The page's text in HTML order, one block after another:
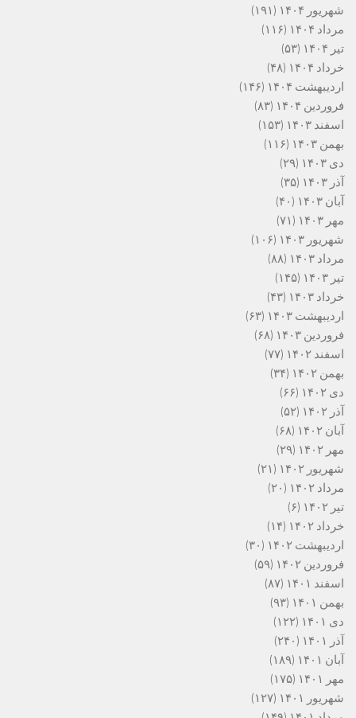
شهریور ۱۴۰۴
(۱۹۱)
مرداد ۱۴۰۴
(۱۱۶)
تیر ۱۴۰۴
(۵۳)
خرداد ۱۴۰۴
(۴۸)
اردیبهشت ۱۴۰۴
(۱۴۶)
فروردین ۱۴۰۴
(۸۳)
اسفند ۱۴۰۳
(۱۵۳)
بهمن ۱۴۰۳
(۱۱۶)
دی ۱۴۰۳
(۲۹)
آذر ۱۴۰۳
(۳۵)
آبان ۱۴۰۳
(۴۰)
مهر ۱۴۰۳
(۷۱)
شهریور ۱۴۰۳
(۱۰۶)
مرداد ۱۴۰۳
(۸۸)
تیر ۱۴۰۳
(۱۴۵)
خرداد ۱۴۰۳
(۴۳)
اردیبهشت ۱۴۰۳
(۶۳)
فروردین ۱۴۰۳
(۶۸)
اسفند ۱۴۰۲
(۷۷)
بهمن ۱۴۰۲
(۳۴)
دی ۱۴۰۲
(۶۶)
آذر ۱۴۰۲
(۵۲)
آبان ۱۴۰۲
(۶۸)
مهر ۱۴۰۲
(۲۹)
شهریور ۱۴۰۲
(۲۱)
مرداد ۱۴۰۲
(۲۰)
تیر ۱۴۰۲
(۶)
خرداد ۱۴۰۲
(۱۴)
اردیبهشت ۱۴۰۲
(۳۰)
فروردین ۱۴۰۲
(۵۹)
اسفند ۱۴۰۱
(۸۷)
بهمن ۱۴۰۱
(۹۳)
دی ۱۴۰۱
(۱۲۲)
آذر ۱۴۰۱
(۲۴۰)
آبان ۱۴۰۱
(۱۸۹)
مهر ۱۴۰۱
(۱۷۵)
شهریور ۱۴۰۱
(۱۲۷)